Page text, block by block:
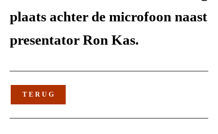
plaats achter de microfoon naast
presentator Ron Kas.
T E R U G